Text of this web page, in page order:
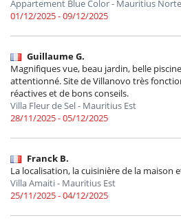
Appartement Blue Color - Mauritius Norte
01/12/2025 - 09/12/2025
Guillaume G.
Magnifiques vue, beau jardin, belle
attentionné. Site de Villanovo très
réactives et de bons conseils.
Villa Fleur de Sel - Mauritius Est
28/11/2025 - 05/12/2025
Franck B.
La localisation, la cuisinière de la maison
Villa Amaiti - Mauritius Est
25/11/2025 - 04/12/2025